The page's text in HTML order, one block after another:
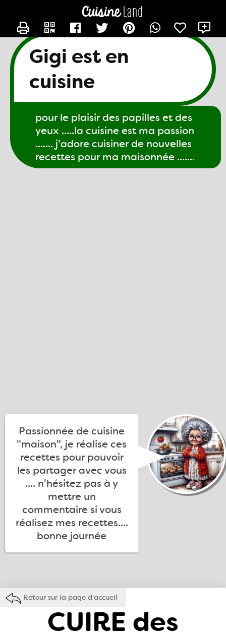
Gigi est en
cuisine
pour le plaisir des papilles et des
yeux .....la cuisine est ma passion
....... j'adore cuisiner de nouvelles
recettes pour ma maisonnée .......
Passionnée de cuisine
"maison", je réalise ces
recettes pour pouvoir
les partager avec vous
.... n'hésitez pas à y
mettre un
commentaire si vous
réalisez mes recettes....
bonne journée
Retour sur la page d'accueil
CUIRE des
CONTACTER GIGI61